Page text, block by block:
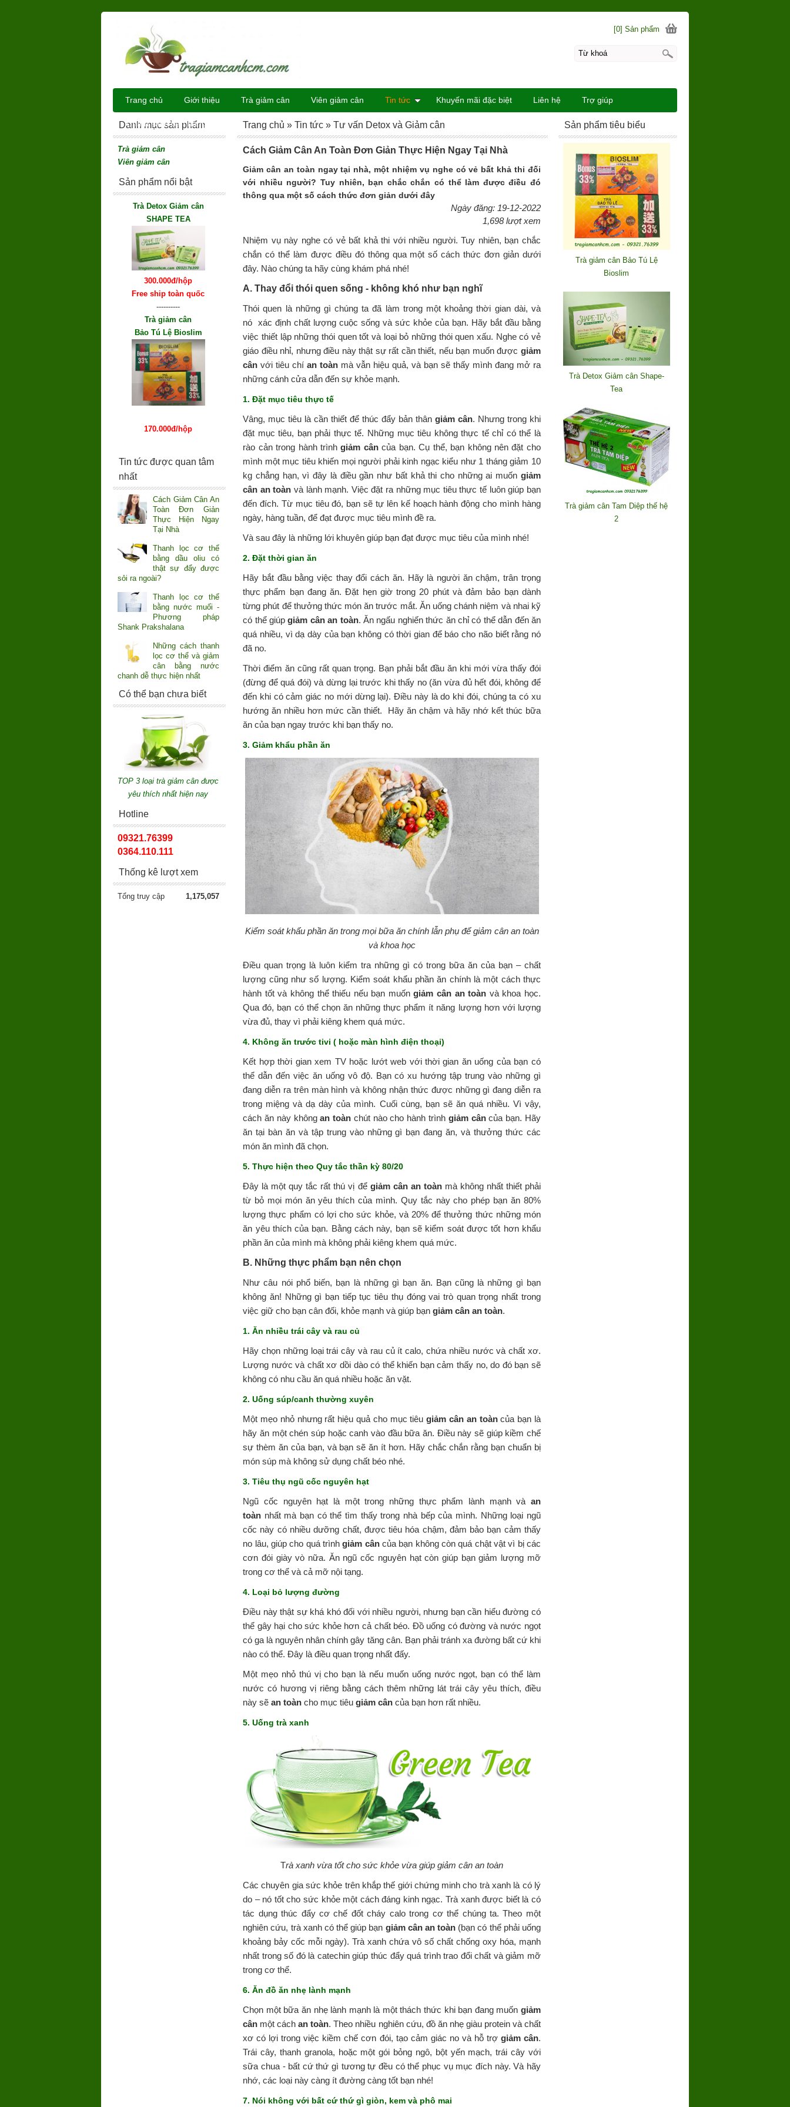
Trang chủ »Tin tức »Tư vấn Detox và Giảm cân
Cách Giảm Cân An Toàn Đơn Giản Thực Hiện Ngay Tại Nhà
Giảm cân an toàn ngay tại nhà, một nhiệm vụ nghe có vẻ bất khả thi đối
với nhiều người? Tuy nhiên, bạn chắc chắn có thể làm được điều đó
thông qua một số cách thức đơn giản dưới đây
Ngày đăng: 19-12-2022
1,698 lượt xem
Nhiệm vụ này nghe có vẻ bất khả thi với nhiều người. Tuy nhiên, bạn chắc
chắn có thể làm được điều đó thông qua một số cách thức đơn giản dưới
đây. Nào chúng ta hãy cùng khám phá nhé!
A. Thay đổi thói quen sống- không khó như bạn nghĩ
Thói quen là những gì chúng ta đã làm trong một khoảng thời gian dài, và
nó xác định chất lượng cuộc sống và sức khỏe của bạn. Hãy bắt đầu bằng
việc thiết lập những thói quen tốt và loại bỏ những thói quen xấu. Nghe có vẻ
giáo điều nhỉ, nhưng điều này thật sự rất cần thiết, nếu bạn muốn được giảm
cânvới tiêu chían toàn mà vẫn hiệu quả, và bạn sẽ thấy mình đang mở ra
những cánh cửa dẫn đến sự khỏe mạnh.
1. Đặt mục tiêu thực tế
Vâng, mục tiêu là cần thiết để thúc đẩy bản thân giảm cân. Nhưng trong khi
đặt mục tiêu, bạn phải thực tế. Những mục tiêu không thực tế chỉ có thể là
rào cản trong hành trìnhgiảm câncủa bạn. Cụ thể, bạn không nên đặt cho
mình một mục tiêu khiến mọi người phải kinh ngạc kiểu như 1 tháng giảm 10
kg chẳng hạn, vì đây là điều gần như bất khả thi cho những ai muốn giảm
cân an toàn và lành mạnh. Việc đặt ra những mục tiêu thực tế luôn giúp bạn
đến đích. Từ mục tiêu đó, bạn sẽ tự lên kế hoạch hành động cho mình hàng
ngày, hàng tuần, để đạt được mục tiêu mình đề ra.
Và sau đây là những lới khuyên giúp bạn đạt được mục tiêu của mình nhé!
2. Đặt thời gianăn
Hãy bắt đầu bằng việc thay đổi cách ăn. Hãy là người ăn chậm, trân trọng
thực phẩm bạn đang ăn. Đặt hẹn giờ trong 20 phút và đảm bảo bạn dành
từng phút để thưởng thức món ăn trước mắt. Ăn uống chánh niệm và nhai kỹ
có thể giúpgiảm cânan toàn. Ăn ngấu nghiến thức ăn chỉ có thể dẫn đến ăn
quá nhiều, vì dạ dày của bạn không có thời gian để báo cho não biết rằng nó
đã no.
Thời điểm ăn cũng rất quan trọng. Bạn phải bắt đầu ăn khi mới vừa thấy đói
(đừng để quá đói) và dừng lại trước khi thấy no (ăn vừa đủ hết đói, không để
đến khi có cảm giác no mới dừng lại). Điều này là do khi đói, chúng ta có xu
hướng ăn nhiều hơn mức cần thiết. Hãy ăn chậm và hãy nhớ kết thúc bữa
ăn của bạn ngay trước khi bạn thấy no.
3. Giảm khẩu phần ăn
Kiểm soát khẩu phần ăn trong mọi bữa ăn chính lẫn phụ để giảm cân an toàn
và khoa học
Điều quan trọng là luôn kiểm tra những gì có trong bữa ăn của bạn – chất
lượng cũng như số lượng. Kiểm soát khẩu phần ăn chính là một cách thực
hành tốt và không thể thiếu nếu bạn muốngiảm cân an toàn và khoa học.
Qua đó, bạn có thể chọn ăn những thực phẩm ít năng lượng hơn với lượng
vừa đủ, thay vì phải kiêng khem quá mức.
4. Không ăn trước tivi( hoặc màn hình điện thoại)
Kết hợp thời gian xem TV hoặc lướt web với thời gian ăn uống của bạn có
thể dẫn đến việc ăn uống vô độ. Bạn có xu hướng tập trung vào những gì
đang diễn ra trên màn hình và không nhận thức được những gì đang diễn ra
trong miệng và dạ dày của mình. Cuối cùng, bạn sẽ ăn quá nhiều. Vì vậy,
cách ăn này khôngan toàn chút nào cho hành trình giảm câncủa bạn. Hãy
ăn tại bàn ăn và tập trung vào những gì bạn đang ăn, và thưởng thức các
món ăn mình đã chọn.
5. Thực hiện theo Quy tắc thần kỳ 80/20
Đây là một quy tắc rất thú vị để giảm cânan toàn mà không nhất thiết phải
từ bỏ mọi món ăn yêu thích của mình. Quy tắc này cho phép bạn ăn 80%
lượng thực phẩm có lợi cho sức khỏe, và 20% để thưởng thức những món
ăn yêu thích của bạn. Bằng cách này, bạn sẽ kiểm soát được tốt hơn khẩu
phần ăn của mình mà không phải kiêng khem quá mức.
B. Những thực phẩm bạn nên chọn
Như câu nói phổ biến, bạn là những gì bạn ăn. Bạn cũng là những gì bạn
không ăn! Những gì bạn tiếp tục tiêu thụ đóng vai trò quan trọng nhất trong
việc giữ cho bạn cân đối, khỏe mạnh và giúp bạngiảm cân an toàn.
1. Ăn nhiều trái cây và rau củ
Hãy chọn những loại trái cây và rau củ ít calo, chứa nhiều nước và chất xơ.
Lượng nước và chất xơ dồi dào có thể khiến bạn cảm thấy no, do đó bạn sẽ
không có nhu cầu ăn quá nhiều hoặc ăn vặt.
2. Uống súp/canh thường xuyên
Một mẹo nhỏ nhưng rất hiệu quả cho mục tiêugiảm cân an toàncủa bạn là
hãy ăn một chén súp hoặc canh vào đầu bữa ăn. Điều này sẽ giúp kiềm chế
sự thèm ăn của bạn, và bạn sẽ ăn ít hơn. Hãy chắc chắn rằng bạn chuẩn bị
món súp mà không sử dụng chất béo nhé.
3. Tiêu thụ ngũ cốc nguyên hạt
Ngũ cốc nguyên hạt là một trong những thực phẩm lành mạnh và an
toàn nhất mà bạn có thể tìm thấy trong nhà bếp của mình. Những loại ngũ
cốc này có nhiều dưỡng chất, được tiêu hóa chậm, đảm bảo bạn cảm thấy
no lâu, giúp cho quá trìnhgiảm câncủa bạn không còn quá chật vật vì bị các
cơn đói giày vò nữa. Ăn ngũ cốc nguyên hạt còn giúp bạn giảm lượng mỡ
trong cơ thể và cả mỡ nội tạng.
4. Loại bỏ lượng đường
Điều này thật sự khá khó đối với nhiều người, nhưng bạn cần hiểu đường có
thể gây hại cho sức khỏe hơn cả chất béo. Đồ uống có đường và nước ngọt
có ga là nguyên nhân chính gây tăng cân. Bạn phải tránh xa đường bất cứ khi
nào có thể. Đây là điều quan trọng nhất đấy.
Một mẹo nhỏ thú vị cho bạn là nếu muốn uống nước ngọt, bạn có thể làm
nước có hương vị riêng bằng cách thêm những lát trái cây yêu thích, điều
này sẽan toàn cho mục tiêu giảm cân của bạn hơn rất nhiều.
5. Uống trà xanh
Trà xanh vừa tốt cho sức khỏe vừa giúp giảm cân an toàn
Các chuyên gia sức khỏe trên khắp thế giới chứng minh cho trà xanh là có lý
do – nó tốt cho sức khỏe một cách đáng kinh ngạc. Trà xanh được biết là có
tác dụng thúc đẩy cơ chế đốt cháy calo trong cơ thể chúng ta. Theo một
nghiên cứu, trà xanh có thể giúp bạn giảm cânan toàn (bạn có thể phải uống
khoảng bảy cốc mỗi ngày). Trà xanh chứa vô số chất chống oxy hóa, mạnh
nhất trong số đó là catechin giúp thúc đẩy quá trình trao đổi chất và giảm mỡ
trong cơ thể.
6. Ăn đồ ăn nhẹ lành mạnh
Chọn một bữa ăn nhẹ lành mạnh là một thách thức khi bạn đang muốn giảm
cân một cách an toàn. Theo nhiều nghiên cứu, đồ ăn nhẹ giàu protein và chất
xơ có lợi trong việc kiềm chế cơn đói, tạo cảm giác no và hỗ trợ giảm cân.
Trái cây, thanh granola, hoặc một gói bỏng ngô, bột yến mạch, trái cây với
sữa chua - bất cứ thứ gì tương tự đều có thể phục vụ mục đích này. Và hãy
nhớ, các loại này càng ít đường càng tốt bạn nhé!
7. Nói không với bất cứ thứ gì giòn, kem và phô mai
Sản phẩm tiêu biểu
Trà giảm cân Bảo Tú Lệ
Bioslim
Trà Detox Giảm cân Shape-
Tea
Trà giảm cân Tam Diệp thế hệ
2
Danh mục sản phẩm
Trà giảm cân
Viên giảm cân
Sản phẩm nổi bật
Trà Detox Giảm cân
SHAPE TEA
300.000đ/hộp
Free ship toàn quốc
----------
Trà giảm cân
Bảo Tú Lệ Bioslim
170.000đ/hộp
Tin tức được quan tâm
nhất
Cách Giảm Cân An
Toàn Đơn Giản
Thực Hiện Ngay
Tại Nhà
Thanh lọc cơ thể
bằng dầu oliu có
thật sự đẩy được
sỏi ra ngoài?
Thanh lọc cơ thể
bằng nước muối -
Phương pháp
Shank Prakshalana
Những cách thanh
lọc cơ thể và giảm
cân bằng nước
chanh dễ thực hiện nhất
Có thể bạn chưa biết
TOP 3 loại trà giảm cân được
yêu thích nhất hiện nay
Hotline
09321.76399
0364.110.111
Thống kê lượt xem
Tổng truy cập 1,175,057
[0] Sản phẩm
Trang chủ Giới thiệu Trà giảm cân Viên giảm cân Tin tức Khuyến mãi đặc biệt Liên hệ Trợ giúp
Chính sách bán hàng